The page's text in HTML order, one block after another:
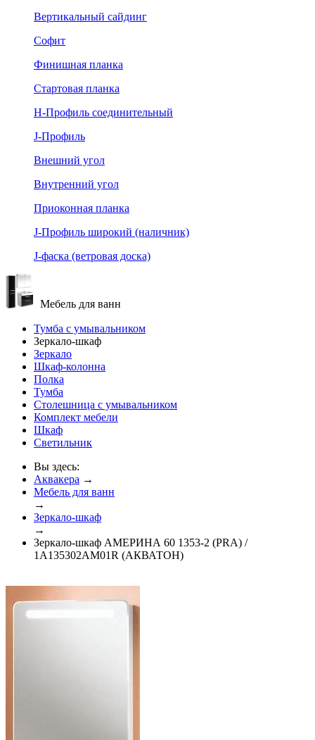
Вертикальный сайдинг
Софит
Финишная планка
Стартовая планка
Н-Профиль соединительный
J-Профиль
Внешний угол
Внутренний угол
Приоконная планка
J-Профиль широкий (наличник)
J-фаска (ветровая доска)
Мебель для ванн
Тумба с умывальником
Зеркало-шкаф
Зеркало
Шкаф-колонна
Полка
Тумба
Столешница с умывальником
Комплект мебели
Шкаф
Светильник
Вы здесь:
Аквакера →
Мебель для ванн
→
Зеркало-шкаф
→
Зеркало-шкаф АМЕРИНА 60 1353-2 (PRA) /
1A135302AM01R (АКВАТОН)